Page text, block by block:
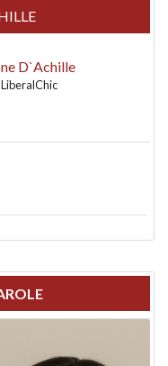
D`Achille
LiberalChic